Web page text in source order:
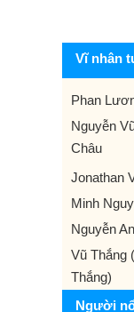
Vĩ nhân
Phan
Nguyễn
Châu
Jonathan
Minh
Nguyễn
Vũ Thắng
Thắng)
Người